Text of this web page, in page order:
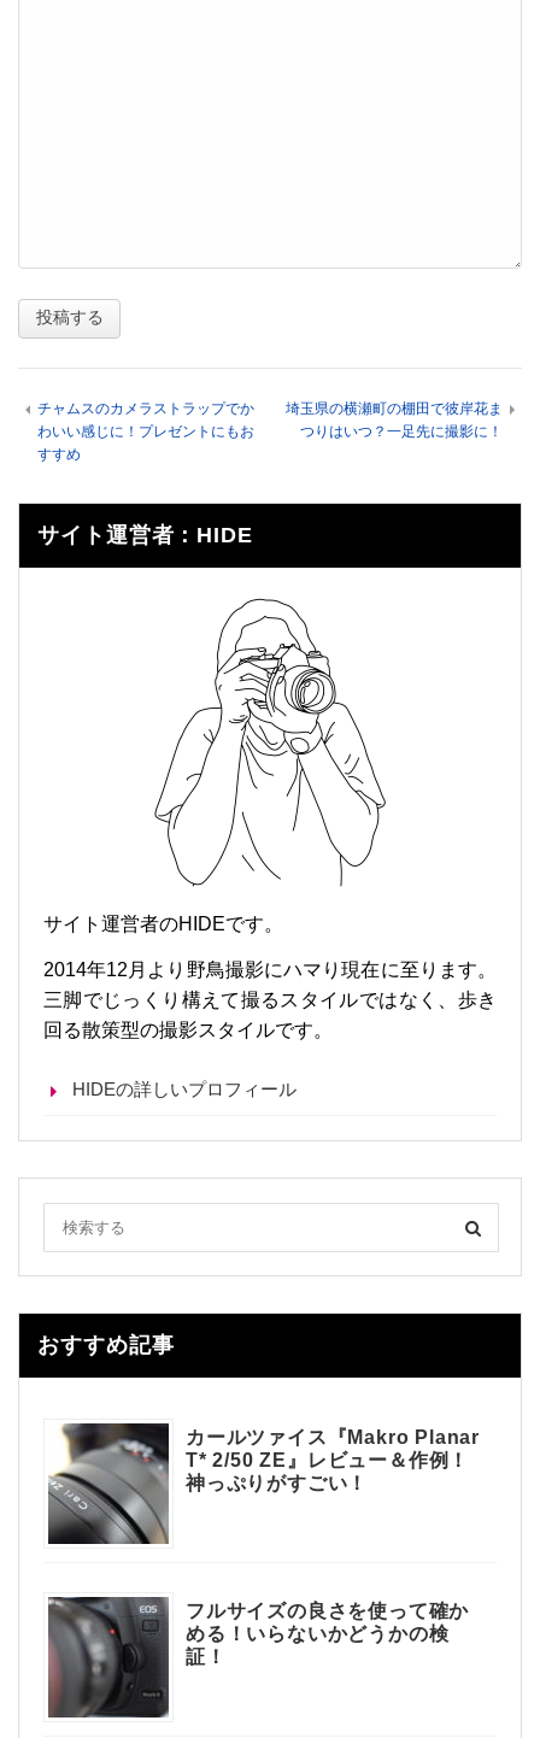
チャムスのカメラストラップでか
わいい感じに！プレゼントにもお
すすめ
埼玉県の横瀬町の棚田で彼岸花ま
つりはいつ？一足先に撮影に！
サイト運営者：HIDE
サイト運営者のHIDEです。
2014年12月より野鳥撮影にハマり現在に至ります。
三脚でじっくり構えて撮るスタイルではなく、歩き
回る散策型の撮影スタイルです。
HIDEの詳しいプロフィール
おすすめ記事
カールツァイス『Makro Planar
T* 2/50 ZE』レビュー＆作例！
神っぷりがすごい！
フルサイズの良さを使って確か
める！いらないかどうかの検
証！